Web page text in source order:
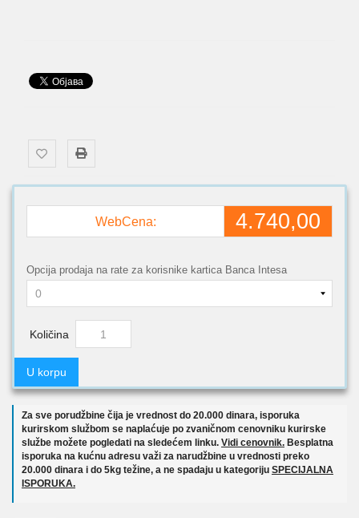
WebCena: 4.740,00
Opcija prodaja na rate za korisnike kartica Banca Intesa
Količina
U korpu
Za sve porudžbine čija je vrednost do 20.000 dinara, isporuka
kurirskom službom se naplaćuje po zvaničnom cenovniku kurirske
službe možete pogledati na sledećem linku. Vidi cenovnik. Besplatna
isporuka na kućnu adresu važi za narudžbine u vrednosti preko
20.000 dinara i do 5kg težine, a ne spadaju u kategoriju SPECIJALNA
ISPORUKA.